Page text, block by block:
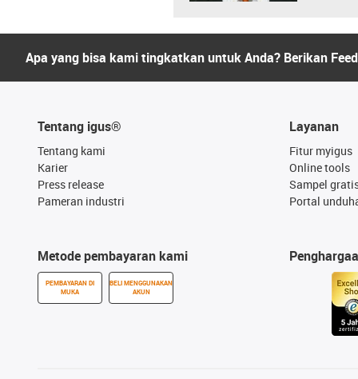
Apa yang bisa kami tingkatkan untuk Anda? Berikan
Tentang igus®
Tentang kami
Karier
Press release
Pameran industri
Metode pembayaran kami
PEMBAYARAN DI
MUKA
BELI MENGGUNAKAN
AKUN
Layanan
Fitur myigus
Online tools
Sampel
Portal